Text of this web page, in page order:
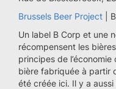
Brussels Beer Project |
Un label B Corp et une
récompensent les
principes de
bière fabriquée à partir
été créée ici. Il y a